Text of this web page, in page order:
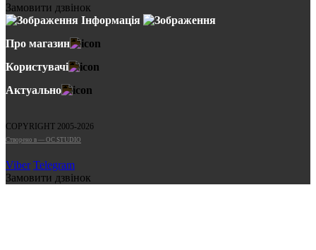
Замовити дзвінок
Інформація
Про магазин
Користувачі
Актуально
COPYRIGHT 2005-2026
Cтворено в — OC STUDIO
Viber Telegram
Замовити дзвінок